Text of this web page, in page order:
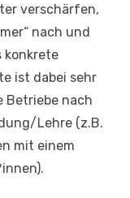
verschärfen,
nach und
konkrete
ist dabei sehr
Betriebe nach
Lehre (z.B.
mit einem